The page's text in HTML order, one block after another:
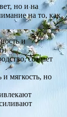
но и на
на то, как
и
создает
мягкость, но